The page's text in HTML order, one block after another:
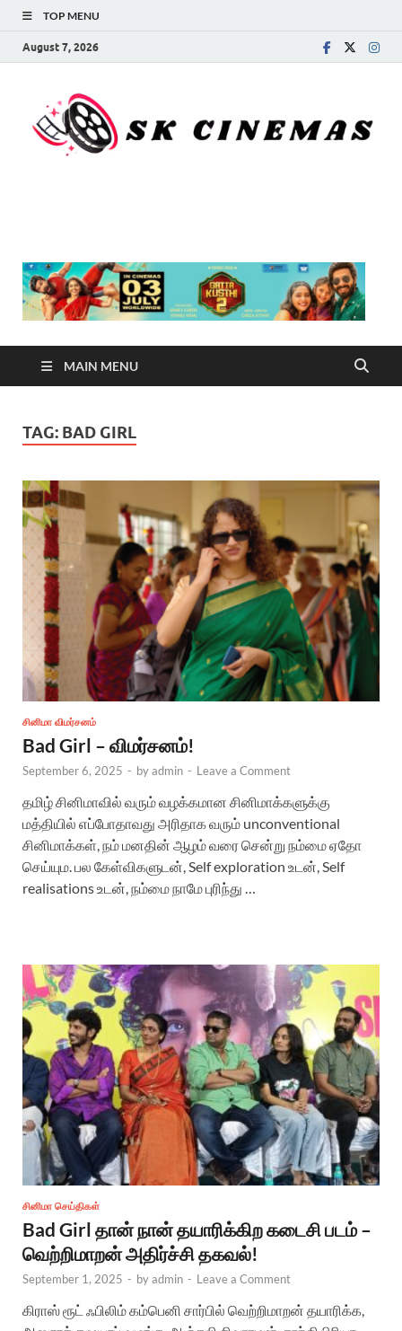
TOP MENU
August 7, 2026
MAIN MENU
TAG: BAD GIRL
சினிமா விமர்சனம்
Bad Girl – விமர்சனம்!
September 6, 2025 - byadmin - Leave a Comment
தமிழ் சினிமாவில் வரும் வழக்கமான சினிமாக்களுக்கு
மத்தியில் எப்போதாவது அரிதாக வரும் unconventional
சினிமாக்கள், நம் மனதின் ஆழம் வரை சென்று நம்மை ஏதோ
செய்யும. பல கேள்விகளுடன், Self exploration உடன், Self
realisations உடன், நம்மை நாமே புரிந்து …
சினிமா செய்திகள்
Bad Girl தான் நான் தயாரிக்கிற கடைசி படம் –
வெற்றிமாறன் அதிர்ச்சி தகவல்!
September 1, 2025 - byadmin - Leave a Comment
கிராஸ் ரூட் ஃபிலிம் கம்பெனி சார்பில் வெற்றிமாறன் தயாரிக்க,